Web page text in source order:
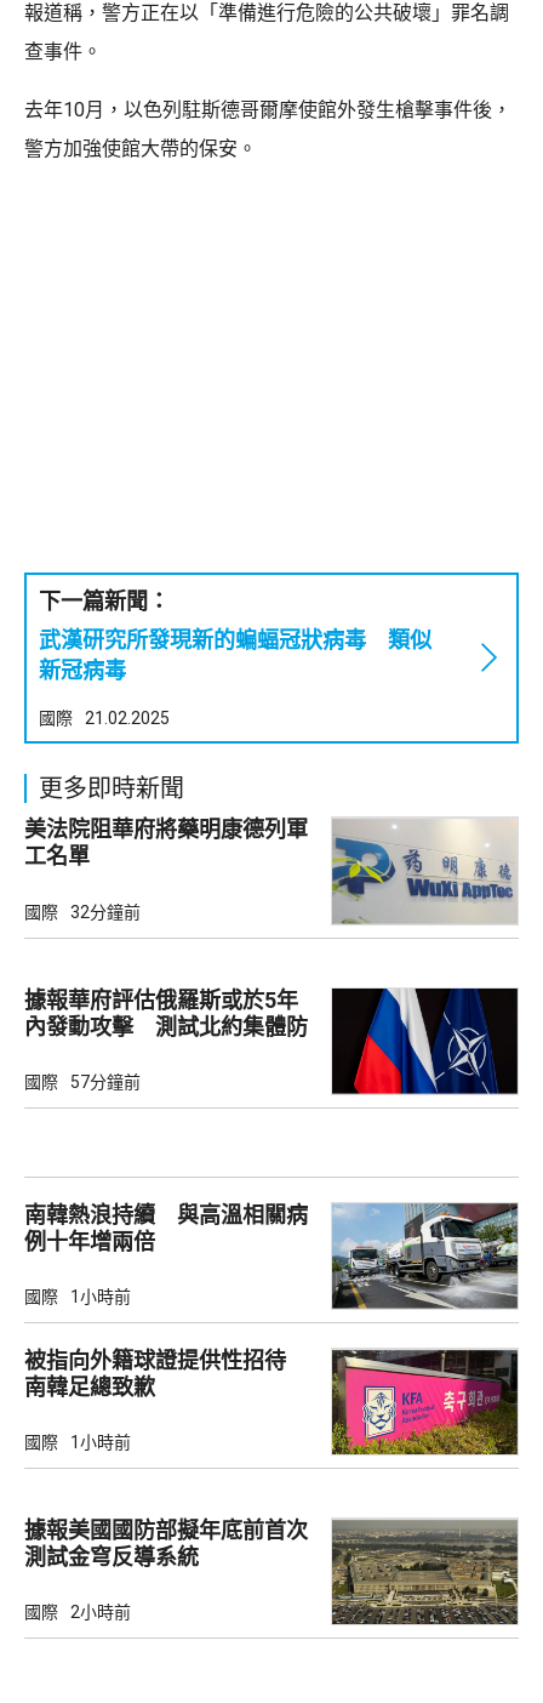
報道稱，警方正在以「準備進行危險的公共破壞」罪名調
查事件。
去年10月，以色列駐斯德哥爾摩使館外發生槍擊事件後，
警方加強使館大帶的保安。
下一篇新聞：
武漢研究所發現新的蝙蝠冠狀病毒 類似
新冠病毒
國際 21.02.2025
更多即時新聞
美法院阻華府將藥明康德列軍
工名單
國際 32分鐘前
據報華府評估俄羅斯或於5年
內發動攻擊 測試北約集體防
國際 57分鐘前
南韓熱浪持續 與高溫相關病
例十年增兩倍
國際 1小時前
被指向外籍球證提供性招待
南韓足總致歉
國際 1小時前
據報美國國防部擬年底前首次
測試金穹反導系統
國際 2小時前